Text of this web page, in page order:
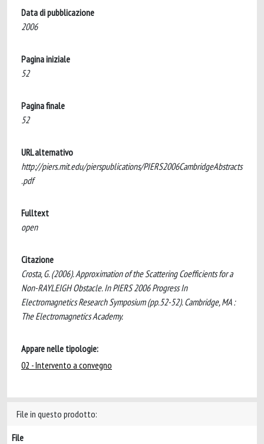
Data di pubblicazione
2006
Pagina iniziale
52
Pagina finale
52
URL alternativo
http://piers.mit.edu/pierspublications/PIERS2006CambridgeAbstracts
.pdf
Fulltext
open
Citazione
Crosta, G. (2006). Approximation of the Scattering Coefficients for a
Non-RAYLEIGH Obstacle. In PIERS 2006 Progress In
Electromagnetics Research Symposium (pp.52-52). Cambridge, MA :
The Electromagnetics Academy.
Appare nelle tipologie:
02 - Intervento a convegno
File in questo prodotto:
File